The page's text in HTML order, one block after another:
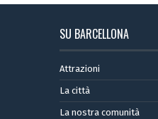
SU BARCELLONA
Attrazioni
La città
La nostra comunità